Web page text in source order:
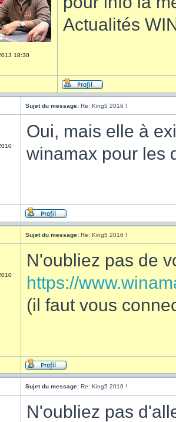
18:30
Actualités
Sujet du message: Re: King5 2016 !
Oui, mais elle à
winamax pour les
Sujet du message: Re: King5 2016 !
N'oubliez pas de
https://
(il faut vous
Sujet du message: Re: King5 2016 !
N'oubliez pas